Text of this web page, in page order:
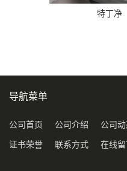
特丁净
导航菜单
公司首页 公司介绍 公司
证书荣誉 联系方式 在线